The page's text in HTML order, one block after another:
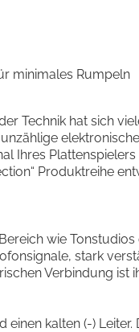
minimales Rumpeln
Technik hat sich
Ihres
Produktreihe
wie
stark
Verbindung
kalten (-)